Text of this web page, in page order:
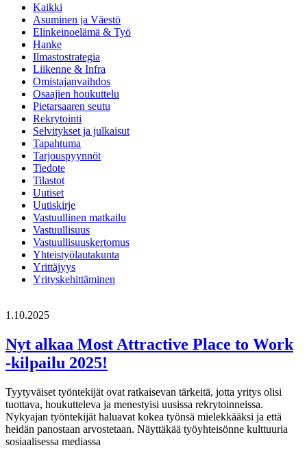
Kaikki
Asuminen ja Väestö
Elinkeinoelämä & Työ
Hanke
Ilmastostrategia
Liikenne & Infra
Omistajanvaihdos
Osaajien houkuttelu
Pietarsaaren seutu
Rekrytointi
Selvitykset ja julkaisut
Tapahtuma
Tarjouspyynnöt
Tiedote
Tilastot
Uutiset
Uutiskirje
Vastuullinen matkailu
Vastuullisuus
Vastuullisuuskertomus
Yhteistyölautakunta
Yrittäjyys
Yrityskehittäminen
1.10.2025
Nyt alkaa Most Attractive Place to Work
-kilpailu 2025!
Tyytyväiset työntekijät ovat ratkaisevan tärkeitä, jotta yritys olisi
tuottava, houkutteleva ja menestyisi uusissa rekrytoinneissa.
Nykyajan työntekijät haluavat kokea työnsä mielekkääksi ja että
heidän panostaan arvostetaan. Näyttäkää työyhteisönne kulttuuria
sosiaalisessa mediassa